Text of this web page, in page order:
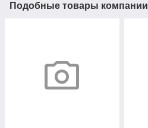
Подобные товары компании